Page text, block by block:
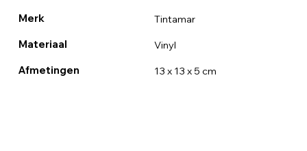
Merk Tintamar
Materiaal Vinyl
Afmetingen 13 x 13 x 5 cm